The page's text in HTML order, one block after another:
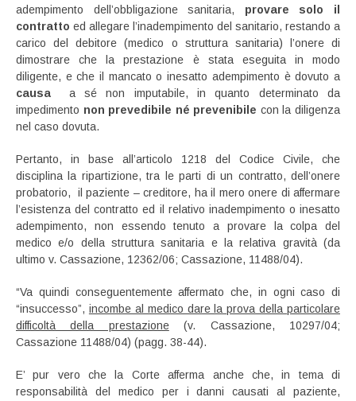
adempimento dell’obbligazione sanitaria, provare solo il
contratto ed allegare l’inadempimento del sanitario, restando a
carico del debitore (medico o struttura sanitaria) l’onere di
dimostrare che la prestazione è stata eseguita in modo
diligente, e che il mancato o inesatto adempimento è dovuto a
causa
a sé non imputabile, in quanto determinato da
impedimento non prevedibile né prevenibile con la diligenza
nel caso dovuta.
Pertanto, in base all’articolo 1218 del Codice Civile, che
disciplina la ripartizione, tra le parti di un contratto, dell’onere
probatorio, il paziente – creditore, ha il mero onere di affermare
l’esistenza del contratto ed il relativo inadempimento o inesatto
adempimento, non essendo tenuto a provare la colpa del
medico e/o della struttura sanitaria e la relativa gravità (da
ultimo v. Cassazione, 12362/06; Cassazione, 11488/04).
“Va quindi conseguentemente affermato che, in ogni caso di
“insuccesso”, incombe al medico dare la prova della particolare
difficoltà della prestazione(v. Cassazione, 10297/04;
Cassazione 11488/04) (pagg. 38-44).
E’ pur vero che la Corte afferma anche che, in tema di
responsabilità del medico per i danni causati al paziente,